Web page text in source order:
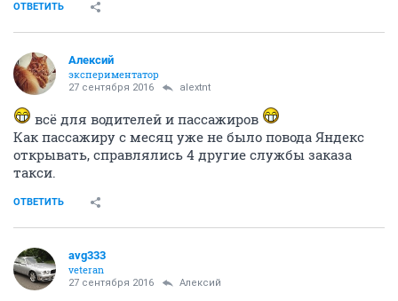
ОТВЕТИТЬ
Алексий
экспериментатор
27 сентября 2016 alextnt
всё для водителей и пассажиров
Как пассажиру с месяц уже не было повода Яндекс
открывать, справлялись 4 другие службы заказа
такси.
ОТВЕТИТЬ
avg333
veteran
27 сентября 2016 Алексий